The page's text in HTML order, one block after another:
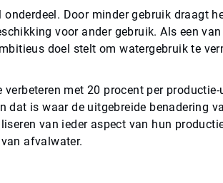
Door minder gebruik draagt
voor ander gebruik. Als een van
doel stelt om watergebruik te
met 20 procent per productie-
is waar de uitgebreide benadering
van ieder aspect van hun
afvalwater.